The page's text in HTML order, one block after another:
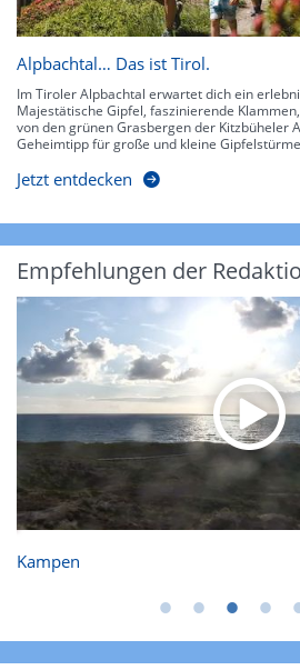
Alpbachtal… Das ist Tirol.
Im Tiroler Alpbachtal erwartet dich ein
Majestätische Gipfel, faszinierende
von den grünen Grasbergen der Kitzbüheler
Geheimtipp für große und kleine
Jetzt entdecken
Empfehlungen der
Kampen